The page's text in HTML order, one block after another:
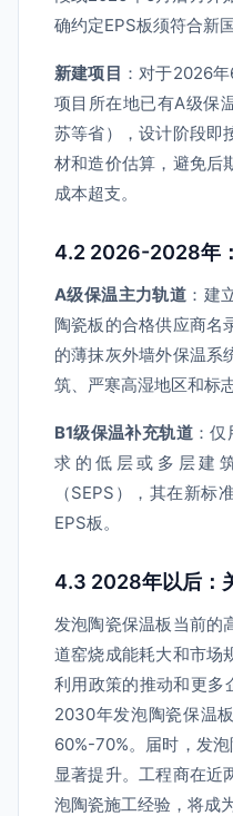
确约定EPS板须符合新国
新建项目 ：对于2026
项目所在地已有A级保
苏等省），设计阶段即
材和造价估算，避免后
成本超支。
4.2 2026-2028年
A级保温主力轨道 ：建
陶瓷板的合格供应商名
的薄抹灰外墙外保温系
筑、严寒高湿地区和标
B1级保温补充轨道：仅
求的低层或多层建
（SEPS），其在新标
EPS板。
4.3 2028年以后：
发泡陶瓷保温板当前的
道窑烧成能耗大和市场
利用政策的推动和更
2030年发泡陶瓷保温
60%-70%。届时，发
显著提升。工程商在近
泡陶瓷施工经验，将成